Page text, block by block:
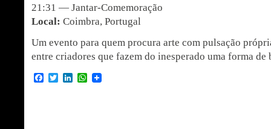
21:31 — Jantar-Comemoração
Local: Coimbra, Portugal
Um evento para quem procura arte com pulsação
entre criadores que fazem do inesperado uma forma de
Facebook
TwitterLinkedInWhatsApp